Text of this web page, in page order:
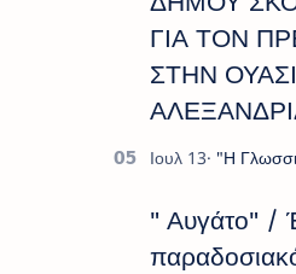
ΓΙΑ ΤΟΝ
ΣΤΗΝ
" Αυγάτο" /